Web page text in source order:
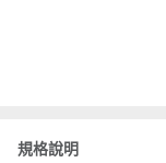
規格說明